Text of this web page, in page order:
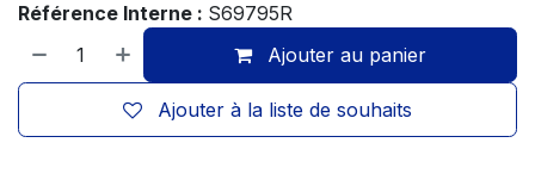
Référence Interne : S69795R
Ajouter au panier
Ajouter à la liste de souhaits